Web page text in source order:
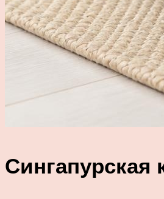
Сингапурская